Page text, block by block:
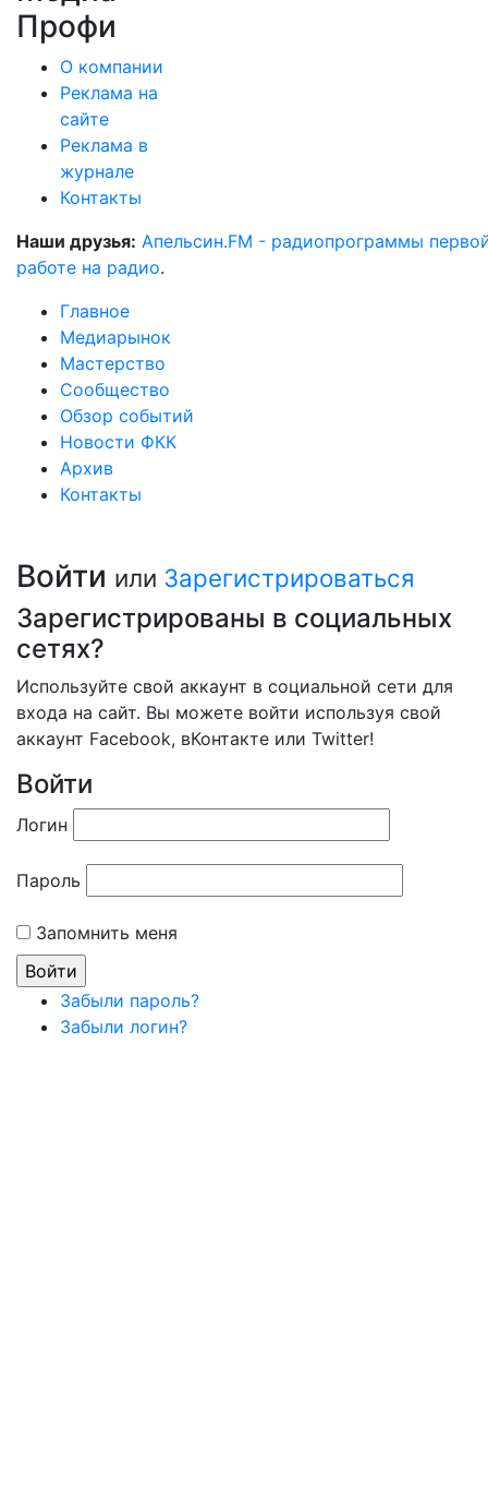
Профи
О компании
Реклама на
сайте
Реклама в
журнале
Контакты
Наши друзья: Апельсин.FM - радиопрограммы
работе на радио.
Главное
Медиарынок
Мастерство
Сообщество
Обзор событий
Новости ФКК
Архив
Контакты
Войти или Зарегистрироваться
Зарегистрированы в социальных
сетях?
Используйте свой аккаунт в социальной сети для
входа на сайт. Вы можете войти используя свой
аккаунт Facebook, вКонтакте или Twitter!
Войти
Логин
Пароль
Запомнить меня
Забыли пароль?
Забыли логин?